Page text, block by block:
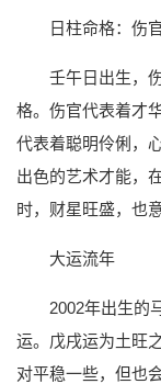
日柱命格：伤
壬午日出生，
格。伤官代表着才
代表着聪明伶俐，
出色的艺术才能，
时，财星旺盛，也
大运流年
2002年出生的
运。戊戌运为土旺
对平稳一些，但也